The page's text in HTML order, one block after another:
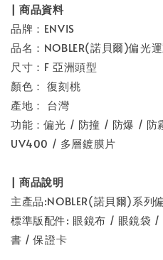
| 商品資料
品牌：ENVIS
品名：NOBLER(諾貝爾)偏光
尺寸：F 亞洲頭型
顏色： 復刻桃
產地： 台灣
功能：偏光 / 防撞 / 防爆 /
UV400 / 多層鍍膜片
| 商品說明
主產品:NOBLER(諾貝爾)系列
標準版配件: 眼鏡布 / 眼鏡袋
書 / 保證卡